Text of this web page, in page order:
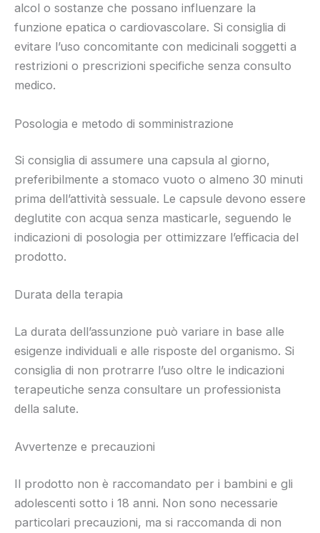
alcol o sostanze che possano influenzare la
funzione epatica o cardiovascolare. Si consiglia di
evitare l’uso concomitante con medicinali soggetti a
restrizioni o prescrizioni specifiche senza consulto
medico.
Posologia e metodo di somministrazione
Si consiglia di assumere una capsula al giorno,
preferibilmente a stomaco vuoto o almeno 30 minuti
prima dell’attività sessuale. Le capsule devono essere
deglutite con acqua senza masticarle, seguendo le
indicazioni di posologia per ottimizzare l’efficacia del
prodotto.
Durata della terapia
La durata dell’assunzione può variare in base alle
esigenze individuali e alle risposte del organismo. Si
consiglia di non protrarre l’uso oltre le indicazioni
terapeutiche senza consultare un professionista
della salute.
Avvertenze e precauzioni
Il prodotto non è raccomandato per i bambini e gli
adolescenti sotto i 18 anni. Non sono necessarie
particolari precauzioni, ma si raccomanda di non